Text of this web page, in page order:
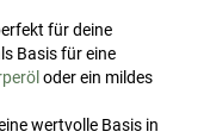
für deine
Basis für eine
oder ein mildes
wertvolle Basis in